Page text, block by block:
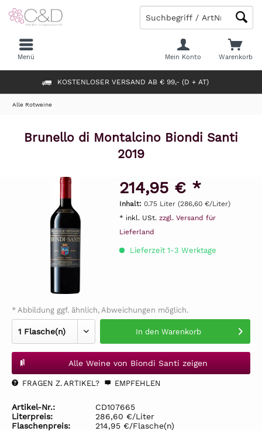
KOSTENLOSER VERSAND AB € 99,- (D + AT)
Warenkorb
Mein Konto
Menü
Alle Rotweine
Brunello di Montalcino Biondi Santi
2019
214,95 € *
Inhalt: 0.75 Liter (286,60 €/Liter)
* inkl. USt. zzgl. Versand für
Lieferland
Lieferzeit 1-3 Werktage
* Abbildung ggf. ähnlich, Abweichungen möglich.
In den Warenkorb
Alle Weine von Biondi Santi zeigen
FRAGEN Z. ARTIKEL? EMPFEHLEN
Artikel-Nr.:
CD107665
Literpreis:
286,60 €/Liter
Flaschenpreis:
214,95 €/Flasche(n)